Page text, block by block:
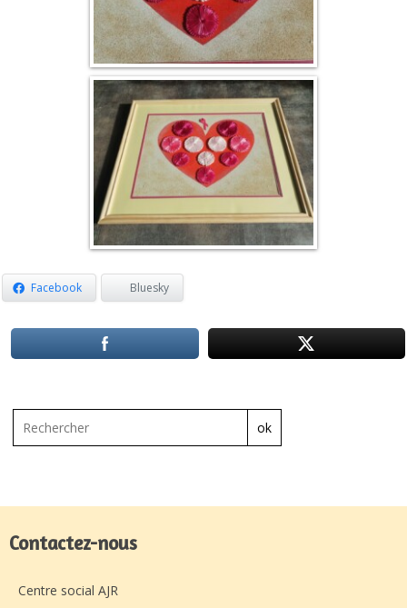
Facebook Bluesky
ok
Contactez-nous
Centre social AJR